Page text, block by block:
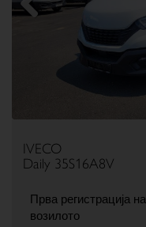
IVECO
Daily 35S16A8V
Прва регистрација на
возилото